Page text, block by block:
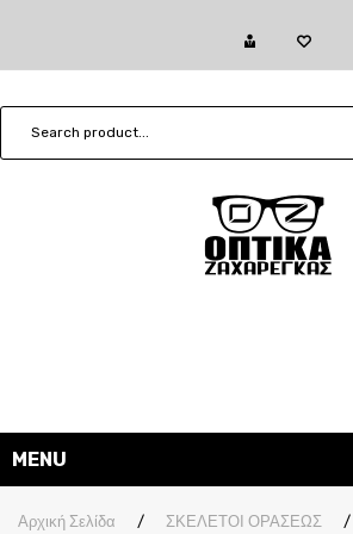
MENU
ΓΥΑΛΙΑ ΗΛΙΟΥ
Αρχική Σελίδα / ΣΚΕΛΕΤΟΙ ΟΡΑΣΕΩΣ /